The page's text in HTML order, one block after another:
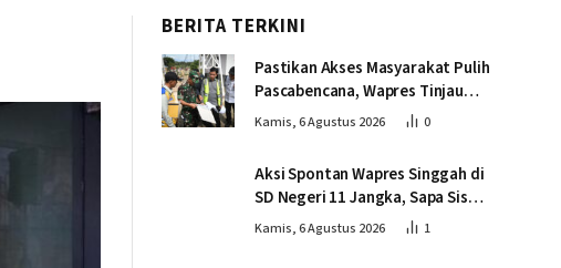
BERITA TERKINI
Pastikan Akses Masyarakat Pulih
Pascabencana, Wapres Tinjau
Pembangunan Jembatan
Kamis, 6 Agustus 2026 0
Aksi Spontan Wapres Singgah di
SD Negeri 11 Jangka, Sapa Siswa
dan Dorong Perbaikan Sekolah
Kamis, 6 Agustus 2026 1